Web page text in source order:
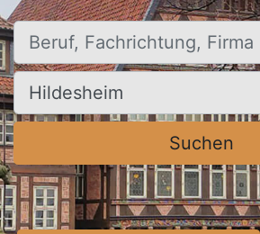
Beruf, Fachrichtung, Firma
Ort, Stadt
Suchen